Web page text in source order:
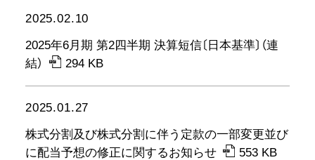
2025.02.10
2025年6月期 第2四半期 決算短信〔日本基準〕（連
結）
294 KB
2025.01.27
株式分割及び株式分割に伴う定款の一部変更並び
に配当予想の修正に関するお知らせ
553 KB